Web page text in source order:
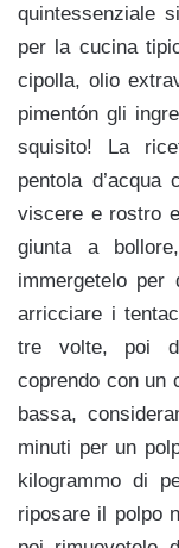
quintessenziale
per la cucina
cipolla, olio
pimentón gli
squisito! La
pentola
viscere e rostro
giunta a
immergetelo per
arricciare i
tre volte, poi
coprendo con un
bassa,
minuti per un
kilogrammo di
riposare il polpo